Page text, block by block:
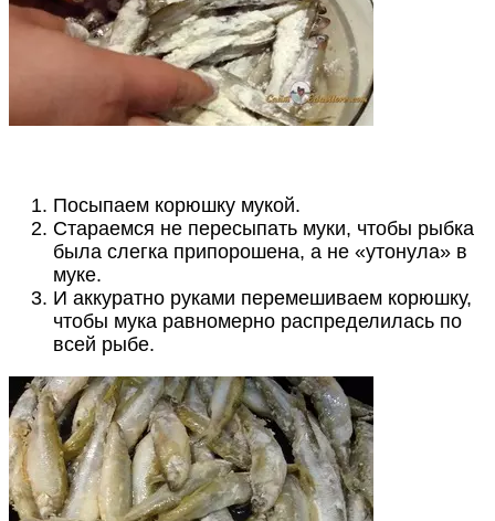
Посыпаем корюшку мукой.
Стараемся не пересыпать муки, чтобы рыбка
была слегка припорошена, а не «утонула» в
муке.
И аккуратно руками перемешиваем корюшку,
чтобы мука равномерно распределилась по
всей рыбе.